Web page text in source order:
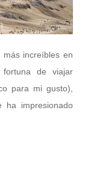
increíbles en
de viajar
para mi gusto),
ha impresionado